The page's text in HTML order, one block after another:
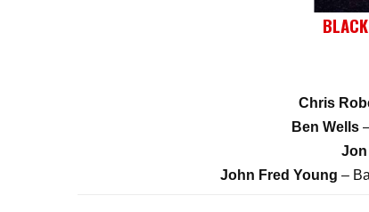
Chris
Ben Wells
Jon
John Fred Young –